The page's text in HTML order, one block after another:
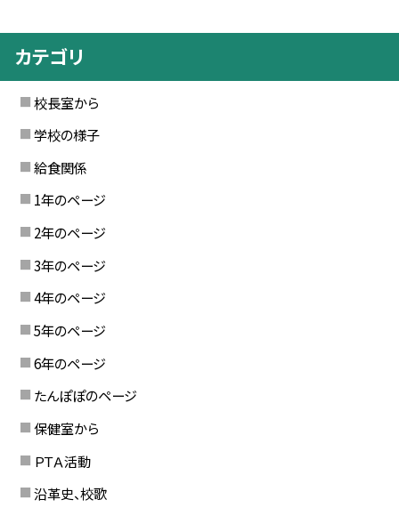
カテゴリ
校長室から
学校の様子
給食関係
1年のページ
2年のページ
3年のページ
4年のページ
5年のページ
6年のページ
たんぽぽのページ
保健室から
ＰＴＡ活動
沿革史、校歌